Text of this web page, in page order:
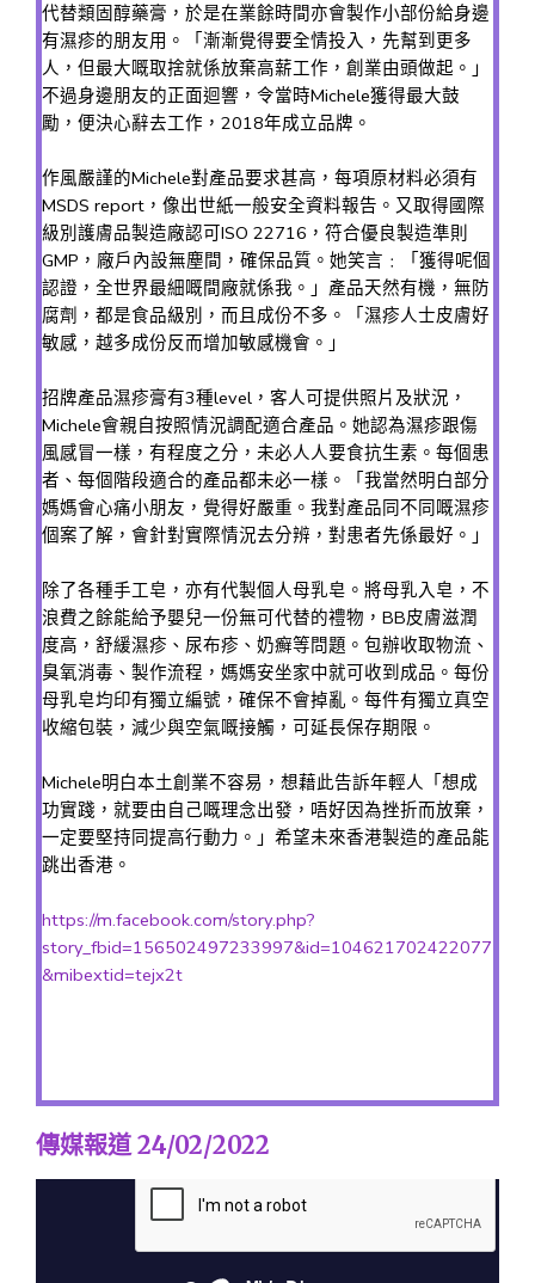
代替類固醇藥膏，於是在業餘時間亦會製作小部份給身邊
有濕疹的朋友用。「漸漸覺得要全情投入，先幫到更多
人，但最大嘅取捨就係放棄高薪工作，創業由頭做起。」
不過身邊朋友的正面迴響，令當時Michele獲得最大鼓
勵，便決心辭去工作，2018年成立品牌。
作風嚴謹的Michele對產品要求甚高，每項原材料必須有
MSDS report，像出世紙一般安全資料報告。又取得國際
級別護膚品製造廠認可ISO 22716，符合優良製造準則
GMP，廠戶內設無塵間，確保品質。她笑言﹕「獲得呢個
認證，全世界最細嘅間廠就係我。」產品天然有機，無防
腐劑，都是食品級別，而且成份不多。「濕疹人士皮膚好
敏感，越多成份反而增加敏感機會。」
招牌產品濕疹膏有3種level，客人可提供照片及狀況，
Michele會親自按照情況調配適合產品。她認為濕疹跟傷
風感冒一樣，有程度之分，未必人人要食抗生素。每個患
者、每個階段適合的產品都未必一樣。「我當然明白部分
媽媽會心痛小朋友，覺得好嚴重。我對產品同不同嘅濕疹
個案了解，會針對實際情況去分辨，對患者先係最好。」
除了各種手工皂，亦有代製個人母乳皂。將母乳入皂，不
浪費之餘能給予嬰兒一份無可代替的禮物，BB皮膚滋潤
度高，舒緩濕疹、尿布疹、奶癬等問題。包辦收取物流、
臭氧消毒、製作流程，媽媽安坐家中就可收到成品。每份
母乳皂均印有獨立編號，確保不會掉亂。每件有獨立真空
收縮包裝，減少與空氣嘅接觸，可延長保存期限。
Michele明白本土創業不容易，想藉此告訴年輕人「想成
功實踐，就要由自己嘅理念出發，唔好因為挫折而放棄，
一定要堅持同提高行動力。」希望未來香港製造的產品能
跳出香港。
https://m.facebook.com/story.php?
story_fbid=156502497233997&id=104621702422077
&mibextid=tejx2t
傳媒報道 24/02/2022